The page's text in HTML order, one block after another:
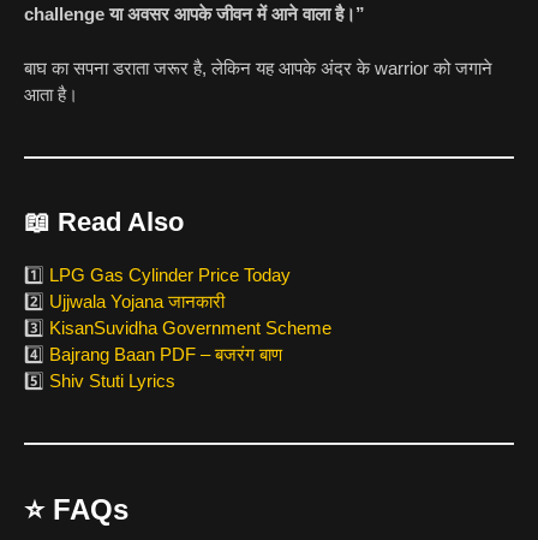
challenge या अवसर आपके जीवन में आने वाला है।”
बाघ का सपना डराता जरूर है, लेकिन यह आपके अंदर के warrior को जगाने
आता है।
📖 Read Also
1️⃣ LPG Gas Cylinder Price Today
2️⃣ Ujjwala Yojana जानकारी
3️⃣ KisanSuvidha Government Scheme
4️⃣ Bajrang Baan PDF – बजरंग बाण
5️⃣ Shiv Stuti Lyrics
⭐ FAQs